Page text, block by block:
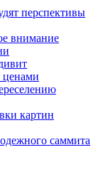
перспективы
внимание
ценами
картин
саммита